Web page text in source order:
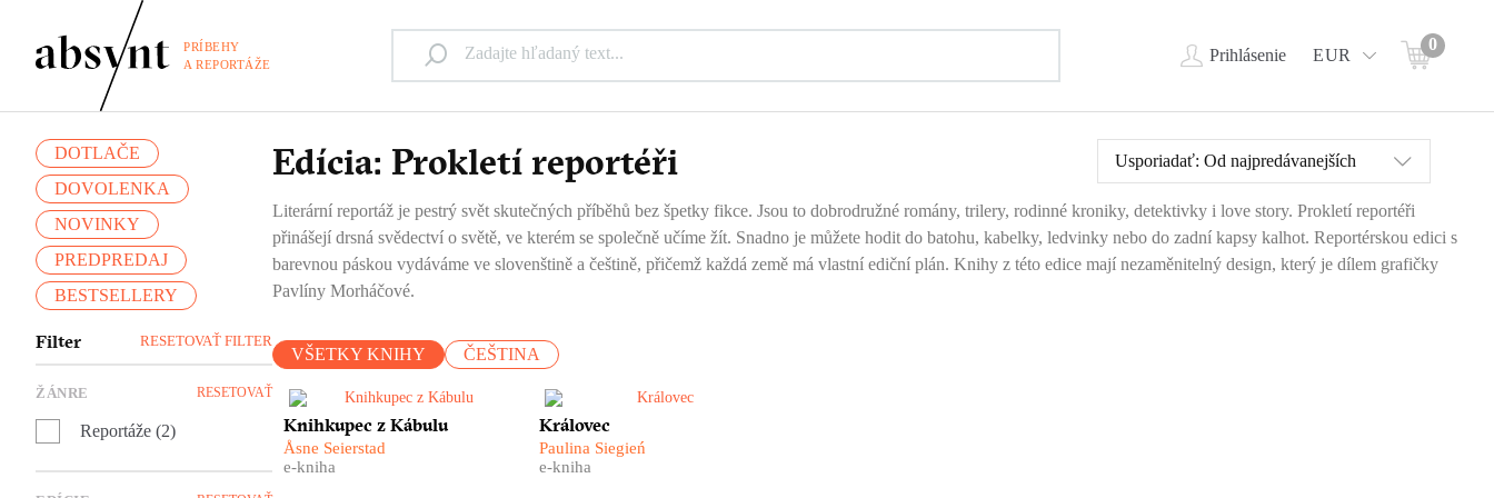
PRÍBEHY
A REPORTÁŽE
Prihlásenie EUR
0
DOTLAČE
DOVOLENKA
NOVINKY
PREDPREDAJ
BESTSELLERY
Filter RESETOVAŤ FILTER
ŽÁNRE RESETOVAŤ
Reportáže (2)
Edícia: Prokletí reportéři
Literární reportáž je pestrý svět skutečných příběhů bez špetky fikce. Jsou to dobrodružné romány, trilery, rodinné kroniky, detektivky i love story. Prokletí reportéři
přinášejí drsná svědectví o světě, ve kterém se společně učíme žít. Snadno je můžete hodit do batohu, kabelky, ledvinky nebo do zadní kapsy kalhot. Reportérskou edici s
barevnou páskou vydáváme ve slovenštině a češtině, přičemž každá země má vlastní ediční plán. Knihy z této edice mají nezaměnitelný design, který je dílem grafičky
Pavlíny Morháčové.
VŠETKY KNIHY ČEŠTINA
Usporiadať: Od najpredávanejších
​11. září 2001 – tohle datum
změnilo náš pohled na
Afghánistán. Krátce po
Knihkupec z Kábulu
Åsne Seierstad
e-kniha
Make Královec Czech Again!
Co ale doopravdy víme o
dějinách Kaliningradu?
Královec
Paulina Siegień
e-kniha